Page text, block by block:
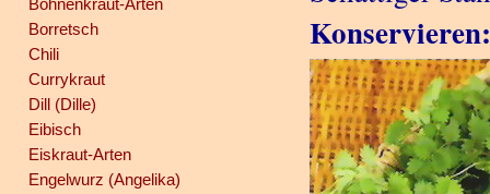
Bohnenkraut-Arten
Borretsch
Chili
Currykraut
Dill (Dille)
Eibisch
Eiskraut-Arten
Engelwurz (Angelika)